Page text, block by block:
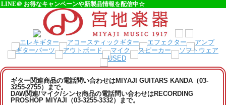
LINE＠ お得なキャンペーンや新製品情報を配信中☆
ギター関連商品の電話問い合わせはMIYAJI GUITARS KANDA（03-
3255-2755）まで。
DAW関連/マイク/シンセ商品の電話問い合わせはRECORDING
PROSHOP MIYAJI（03-3255-3332）まで。